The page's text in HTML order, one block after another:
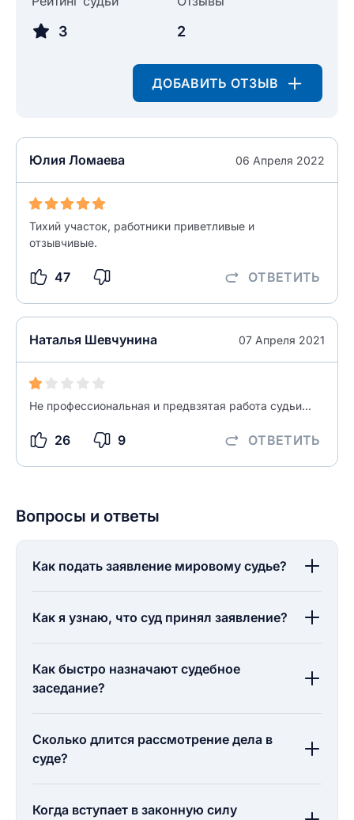
3 2
ДОБАВИТЬ ОТЗЫВ
Юлия Ломаева 06 Апреля 2022
Тихий участок, работники приветливые и
отзывчивые.
47 ОТВЕТИТЬ
Наталья Шевчунина 07 Апреля 2021
Не профессиональная и предвзятая работа судьи...
26 9 ОТВЕТИТЬ
Введите свой e-mail
Как вы оцените судебный участок?
ОСТАВИТЬ ОТЗЫВ
Введите свое имя
Введите свой номер телефона
разрешить публикацию отзыва
ОСТАВИТЬ ОТЗЫВ
Вопросы и ответы
Как подать заявление мировому судье?
Как я узнаю, что суд принял заявление?
Как быстро назначают судебное
заседание?
Сколько длится рассмотрение дела в
суде?
Когда вступает в законную силу
Название населенного пункта
НАЙТИ МЕНЯ
ЗАКРЫТЬ